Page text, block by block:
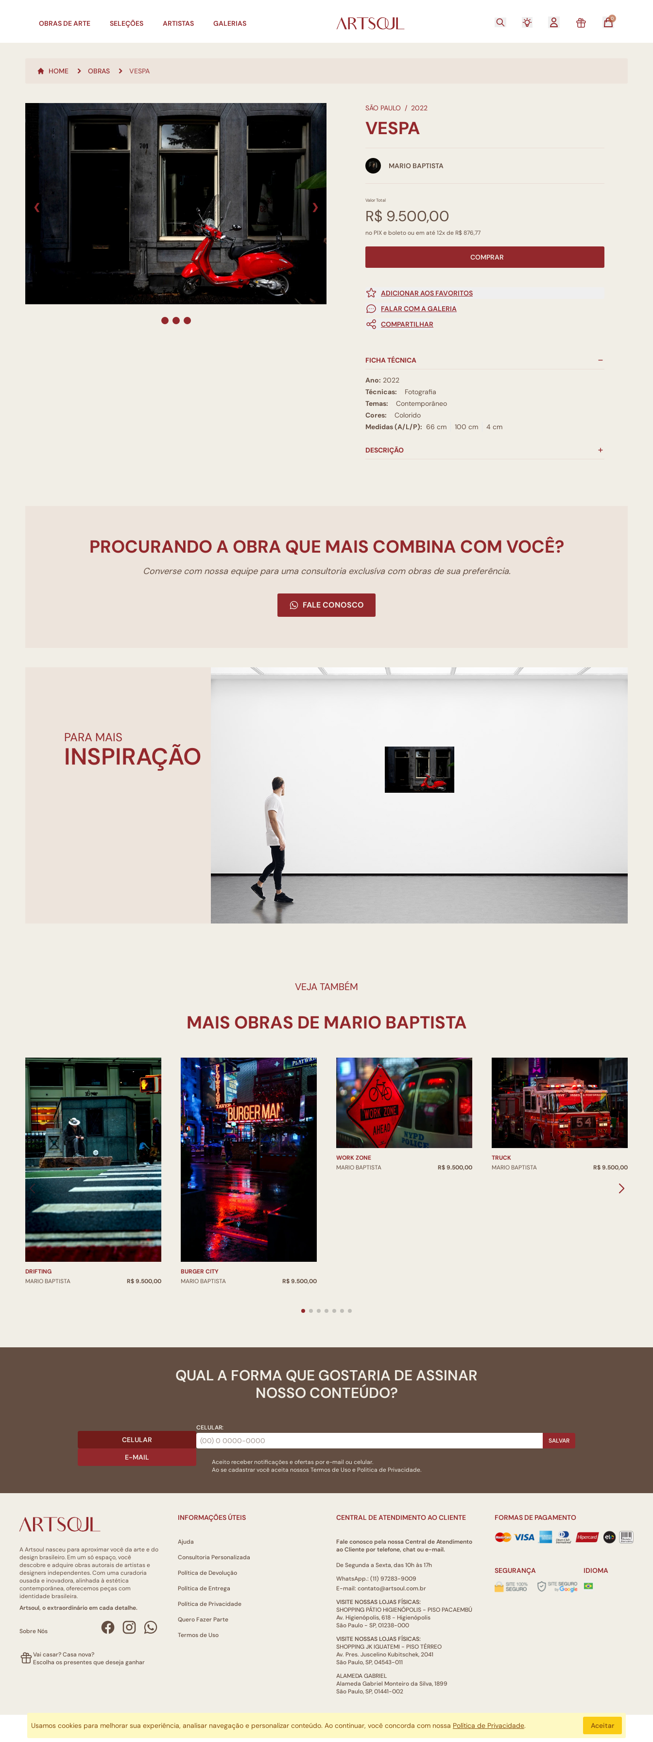
OBRAS DE ARTE SELEÇÕES ARTISTAS GALERIAS
0
HOME OBRAS VESPA
❮ ❯
SÃO PAULO / 2022
VESPA
MARIO BAPTISTA
Valor Total
R$ 9.500,00
no PIX e boleto ou em até 12x de R$ 876,77
COMPRAR
ADICIONAR AOS FAVORITOS
FALAR COM A GALERIA
COMPARTILHAR
FICHA TÉCNICA
Ano: 2022
Técnicas:
Fotografia
Temas:
Contemporâneo
Cores:
Colorido
Medidas (A/L/P): 66 cm 100 cm 4 cm
DESCRIÇÃO
PROCURANDO A OBRA QUE MAIS COMBINA COM VOCÊ?
Converse com nossa equipe para uma consultoria exclusíva com obras de sua preferência.
FALE CONOSCO
PARA MAIS
INSPIRAÇÃO
VEJA TAMBÉM
DRIFTING
MARIO BAPTISTA
R$ 9.500,00
BURGER CITY
MARIO BAPTISTA
R$ 9.500,00
WORK ZONE
MARIO BAPTISTA
R$ 9.500,00
TRUCK
MARIO BAPTISTA
R$ 9.500,00
QUAL A FORMA QUE GOSTARIA DE ASSINAR
NOSSO CONTEÚDO?
CELULAR
E-MAIL
CELULAR:
SALVAR
Aceito receber notificações e ofertas por e-mail ou celular.
Ao se cadastrar você aceita nossosTermos de Usoe Politica de Privacidade.
A Artsoul nasceu para aproximar você da arte e do
design brasileiro. Em um só espaço, você
descobre e adquire obras autorais de artistas e
designers independentes. Com uma curadoria
ousada e inovadora, alinhada à estética
contemporânea, oferecemos peças com
identidade brasileira.
Artsoul, o extraordinário em cada detalhe.
Sobre Nós
Vai casar? Casa nova?
Escolha os presentes que deseja ganhar
INFORMAÇÕES ÚTEIS
Ajuda
Consultoria Personalizada
Política de Devolução
Política de Entrega
Política de Privacidade
Quero Fazer Parte
Termos de Uso
CENTRAL DE ATENDIMENTO AO CLIENTE
Fale conosco pela nossa Central de Atendimento
ao Cliente por telefone, chat ou e-mail.
De Segunda a Sexta, das 10h às 17h
WhatsApp.: (11) 97283-9009
E-mail: contato@artsoul.com.br
VISITE NOSSAS LOJAS FÍSICAS:
SHOPPING PÁTIO HIGIENÓPOLIS - PISO PACAEMBÚ
Av. Higienópolis, 618 - Higienópolis
São Paulo - SP, 01238-000
VISITE NOSSAS LOJAS FÍSICAS:
SHOPPING JK IGUATEMI - PISO TÉRREO
Av. Pres. Juscelino Kubitschek, 2041
São Paulo, SP, 04543-011
ALAMEDA GABRIEL
Alameda Gabriel Monteiro da Silva, 1899
São Paulo, SP, 01441-002
FORMAS DE PAGAMENTO
SEGURANÇA IDIOMA
ARTSOUL COMUNICAÇÃO DIGITAL LTDA | CNPJ: 29.752.781/0001-52
Usamos cookies para melhorar sua experiência, analisar navegação e personalizar conteúdo. Ao continuar, você concorda com nossa Política de Privacidade. Aceitar